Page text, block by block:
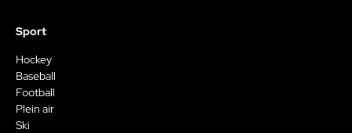
Sport
Hockey
Baseball
Football
Plein air
Ski